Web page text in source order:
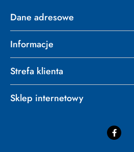
Dane adresowe
Informacje
Strefa klienta
Sklep internetowy